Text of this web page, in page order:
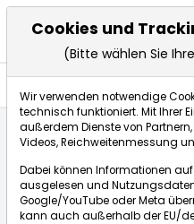
Willkommen in der
VR-Schule der Welt – nur
eines
Cookies und
(Bitte wählen Sie
Wir verwenden notwendige
technisch funktioniert. Mit Ihrer
außerdem Dienste von
Videos, Reichweitenmessung
Dabei können Informationen
ausgelesen und
Google/YouTube oder Meta
kann auch außerhalb der EU/